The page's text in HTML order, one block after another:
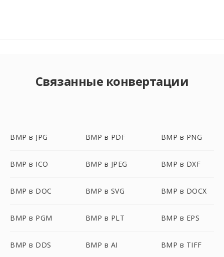
Связанные конвертации
BMP в JPG BMP в PDF BMP в PNG
BMP в ICO BMP в JPEG BMP в DXF
BMP в DOC BMP в SVG BMP в DOCX
BMP в PGM BMP в PLT BMP в EPS
BMP в DDS BMP в AI BMP в TIFF